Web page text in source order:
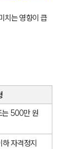
치는 영향이 큽
는 500만 원
자격정지